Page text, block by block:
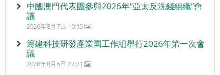
中國澳門代表團參與2026年“亞太反洗錢組織”會
議
2026年8月7日 10:15
籌建科技研發產業園工作組舉行2026年第一次會
議
2026年8月6日 22:21